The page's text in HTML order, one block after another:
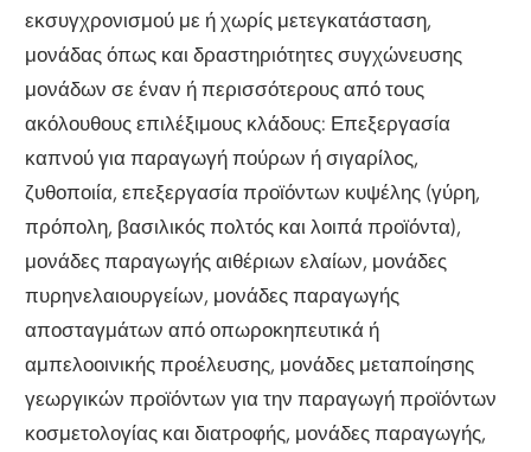
εκσυγχρονισμού με ή χωρίς μετεγκατάσταση,
μονάδας όπως και δραστηριότητες συγχώνευσης
μονάδων σε έναν ή περισσότερους από τους
ακόλουθους επιλέξιμους κλάδους: Επεξεργασία
καπνού για παραγωγή πούρων ή σιγαρίλος,
ζυθοποιία, επεξεργασία προϊόντων κυψέλης (γύρη,
πρόπολη, βασιλικός πολτός και λοιπά προϊόντα),
μονάδες παραγωγής αιθέριων ελαίων, μονάδες
πυρηνελαιουργείων, μονάδες παραγωγής
αποσταγμάτων από οπωροκηπευτικά ή
αμπελοοινικής προέλευσης, μονάδες μεταποίησης
γεωργικών προϊόντων για την παραγωγή προϊόντων
κοσμετολογίας και διατροφής, μονάδες παραγωγής,